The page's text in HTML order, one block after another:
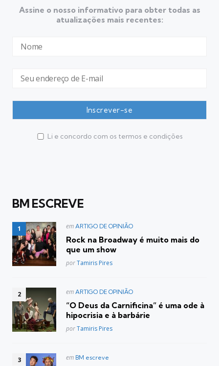
Assine o nosso informativo para obter todas as
atualizações mais recentes:
Li e concordo com os termos e condições
BM ESCREVE
Postado
em ARTIGO DE OPINIÃO
Rock na Broadway é muito mais do
que um show
Posted
porTamiris Pires
Postado
em ARTIGO DE OPINIÃO
“O Deus da Carnificina” é uma ode à
hipocrisia e à barbárie
Posted
porTamiris Pires
Postado
em BM escreve